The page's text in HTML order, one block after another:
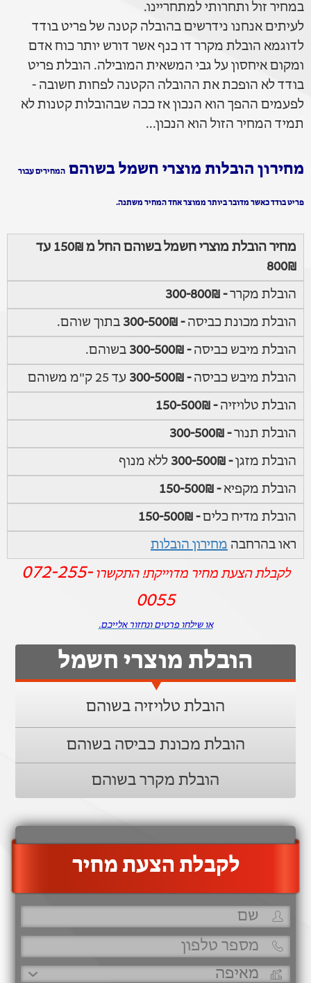
במחיר זול ותחרותי למתחריינו.
לעיתים אנחנו נידרשים בהובלה קטנה של פריט בודד
לדוגמא הובלת מקרר דו כנף אשר דורש יותר כוח אדם
ומקום איחסון על גבי המשאית המובילה. הובלת פריט
בודד לא הופכת את ההובלה הקטנה לפחות חשובה -
לפעמים ההפך הוא הנכון אז ככה שבהובלות קטנות לא
תמיד המחיר הזול הוא הנכון...
מחירון הובלות מוצרי חשמל בשוהם המחירים עבור
פריט בודד כאשר מדובר ביותר ממוצר אחד המחיר משתנה.
מחיר הובלת מוצרי חשמל בשוהם החל מ 150₪ עד
800₪
הובלת מקרר- 300-800₪
הובלת מכונת כביסה - 300-500₪
בתוך שוהם.
הובלת מיבש כביסה - 300-500₪
בשוהם.
הובלת מיבש כביסה - 300-500₪
עד 25 ק"מ משוהם
הובלת טלויזיה - 150-500₪
הובלת תנור- 300-500₪
הובלת מזגן- 300-500₪
ללא מנוף
הובלת מקפיא- 150-500₪
הובלת מדיח כלים- 150-500₪
ראו בהרחבה מחירון הובלות
לקבלת הצעת מחיר מדוייקת! התקשרו072-255-
0055
או שילחו פרטים ונחזור אלייכם.
הובלת מוצרי חשמל
הובלת טלויזיה בשוהם
הובלת מכונת כביסה בשוהם
הובלת מקרר בשוהם
‫לקבלת הצעת מחיר